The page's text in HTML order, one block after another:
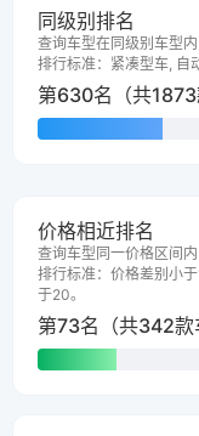
同级别排名
查询车型在同级别车型
排行标准：紧凑型车, 自
第630名（共1873
价格相近排名
查询车型同一价格区间
排行标准：价格差别小
于20。
第73名（共342款